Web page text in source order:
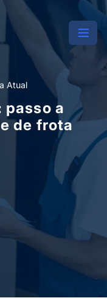
Atual
passo a
de frota